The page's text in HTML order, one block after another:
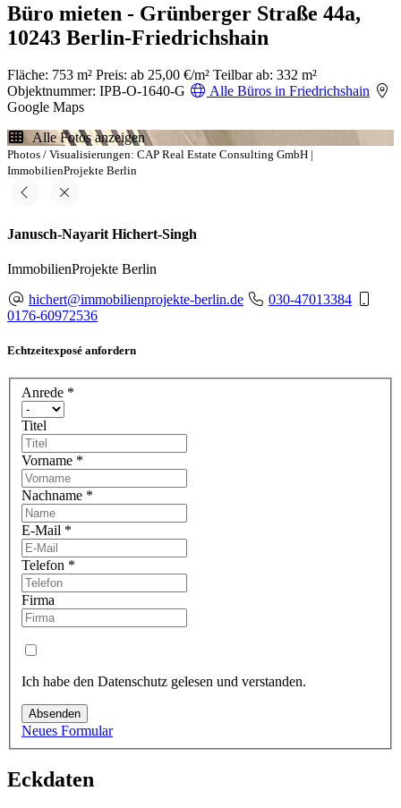
Büro mieten - Grünberger Straße 44a,
10243 Berlin-Friedrichshain
Fläche: 753 m² Preis: ab 25,00 €/m² Teilbar ab: 332 m²
Objektnummer: IPB-O-1640-G
Alle Büros in Friedrichshain
Google Maps
Alle Fotos anzeigen
Photos / Visualisierungen: CAP Real Estate Consulting GmbH |
ImmobilienProjekte Berlin
Janusch-Nayarit Hichert-Singh
ImmobilienProjekte Berlin
hichert@immobilienprojekte-berlin.de
030-47013384
0176-60972536
Echtzeitexposé anfordern
Anrede *
Titel
Vorname *
Nachname *
E-Mail *
Telefon *
Firma
Ich habe den Datenschutz gelesen und verstanden.
Absenden
Neues Formular
Eckdaten